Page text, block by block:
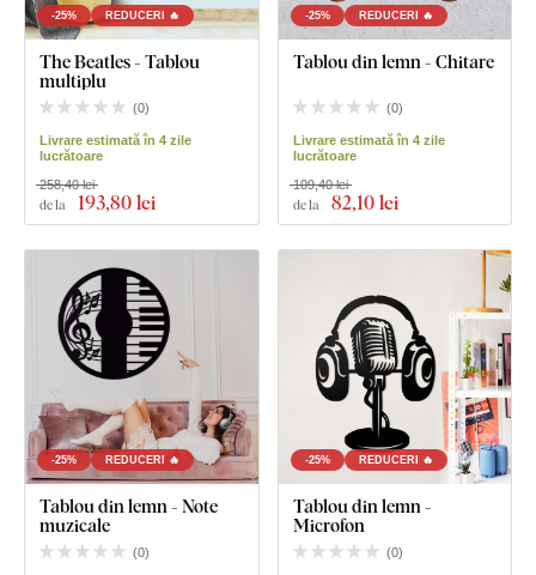
-25% REDUCERI 🔥
The Beatles - Tablou
multiplu
(0)
Livrare estimată în 4 zile
lucrătoare
de la 193,80 lei
258,40 lei
-25% REDUCERI 🔥
Tablou din lemn - Chitare
(0)
Livrare estimată în 4 zile
lucrătoare
de la 82,10 lei
109,40 lei
-25% REDUCERI 🔥
Tablou din lemn - Note
muzicale
(0)
-25% REDUCERI 🔥
Tablou din lemn -
Microfon
(0)